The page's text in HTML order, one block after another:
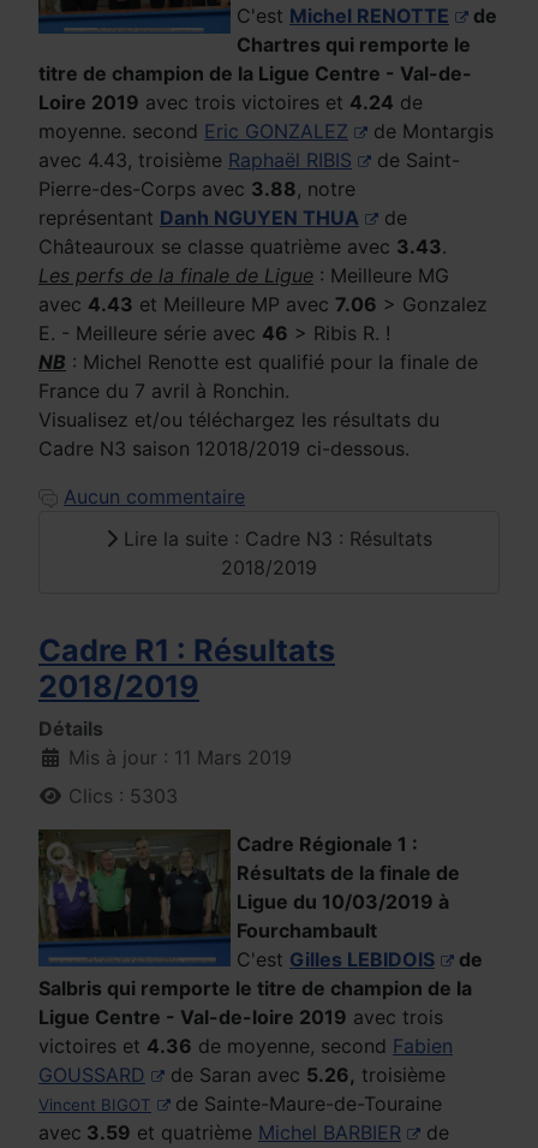
C'est Michel RENOTTE
de
Chartres qui remporte le
titre de champion de la Ligue Centre - Val-de-
Loire 2019 avec trois victoires et 4.24 de
moyenne. second Eric GONZALEZ
de Montargis
avec 4.43, troisième Raphaël RIBIS
de Saint-
Pierre-des-Corps avec 3.88, notre
représentant Danh NGUYEN THUA
de
Châteauroux se classe quatrième avec 3.43.
Les perfs de la finale de Ligue : Meilleure MG
avec 4.43 et Meilleure MP avec 7.06 > Gonzalez
E. - Meilleure série avec 46 > Ribis R. !
NB : Michel Renotte est qualifié pour la finale de
France du 7 avril à Ronchin.
Visualisez et/ou téléchargez les résultats du
Cadre N3 saison 12018/2019 ci-dessous.
Aucun commentaire
Lire la suite : Cadre N3 : Résultats
2018/2019
Cadre R1 : Résultats
2018/2019
Détails
Mis à jour : 11 Mars 2019
Clics : 5303
Cadre Régionale 1 :
Résultats de la finale de
Ligue du 10/03/2019 à
Fourchambault
C'est Gilles LEBIDOIS
de
Salbris qui remporte le titre de champion de la
Ligue Centre - Val-de-loire 2019 avec trois
victoires et 4.36 de moyenne, second Fabien
GOUSSARD
de Saran avec 5.26, troisième
Vincent BIGOT
de Sainte-Maure-de-Touraine
avec 3.59 et quatrième Michel BARBIER de